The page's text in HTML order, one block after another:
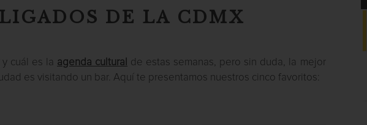
DE LA CDMX
cuál es la agenda cultural
de estas semanas, pero sin duda, la mejor
es visitando un bar. Aquí te presentamos nuestros cinco favoritos: